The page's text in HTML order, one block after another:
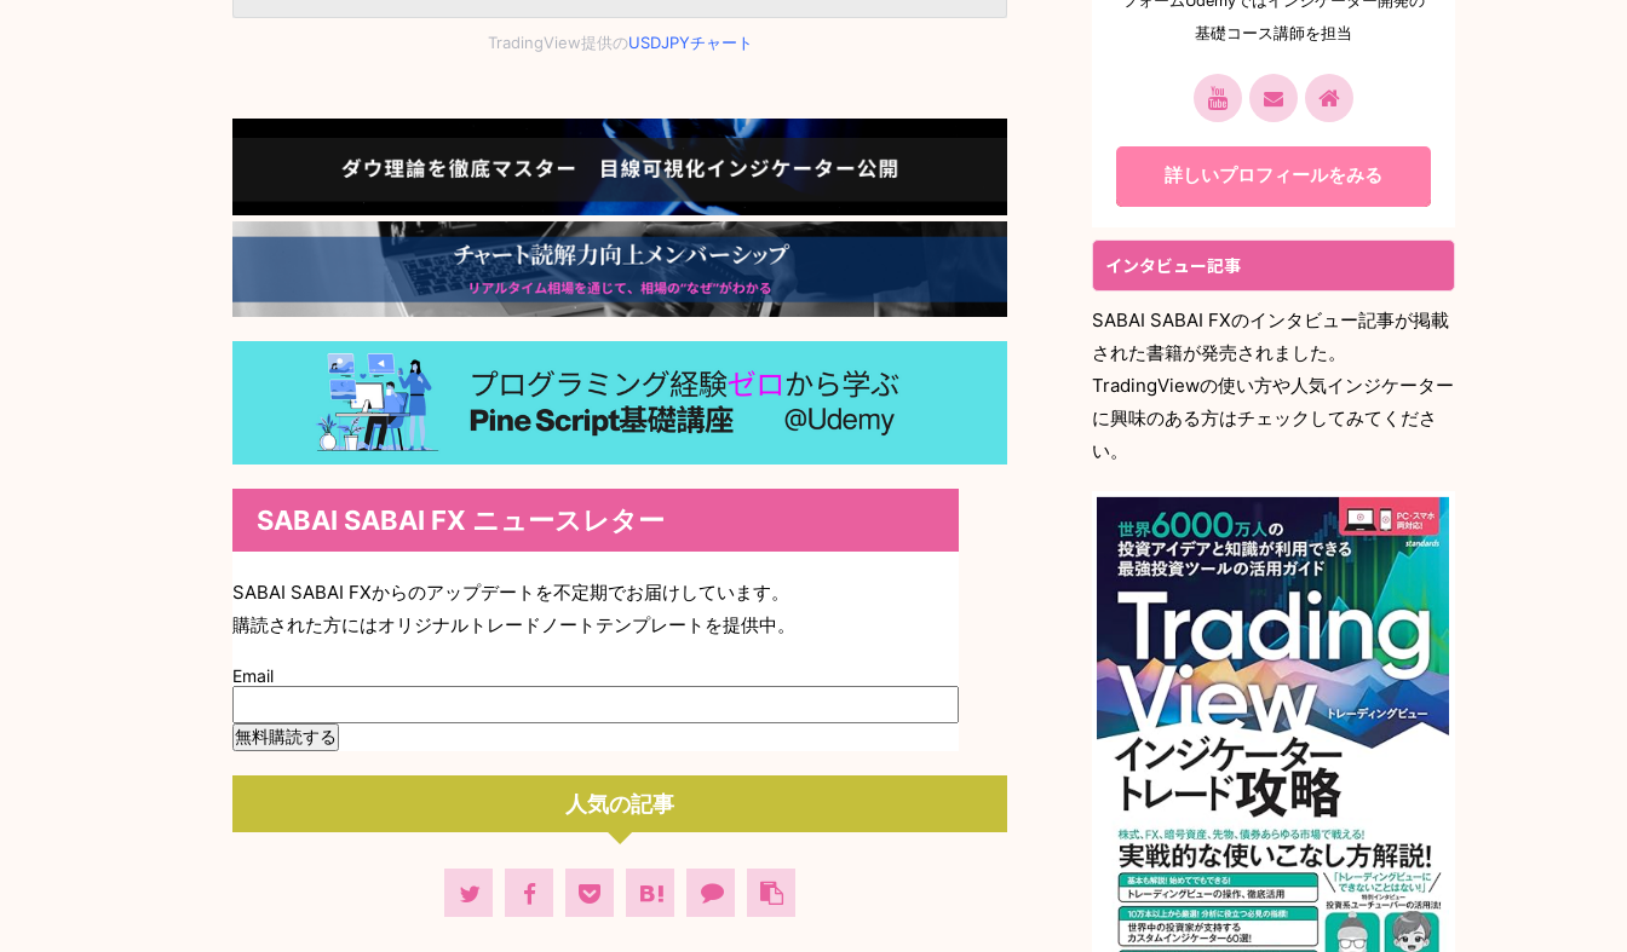
TradingView提供のUSDJPYチャート
SABAI SABAI FX ニュースレター
SABAI SABAI FXからのアップデートを不定期でお届けしています。
購読された方にはオリジナルトレードノートテンプレートを提供中。
Email
人気の記事
基礎コース講師を担当
詳しいプロフィールをみる
インタビュー記事
SABAI SABAI FXのインタビュー記事が掲載
された書籍が発売されました。
TradingViewの使い方や人気インジケーター
に興味のある方はチェックしてみてくださ
い。